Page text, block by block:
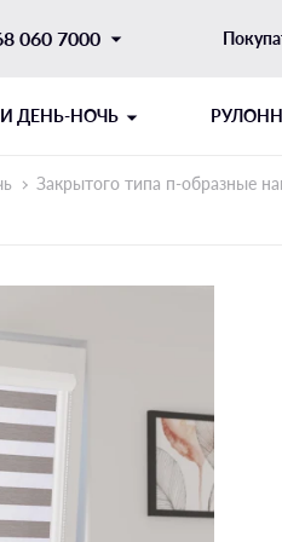
060 7000
ДЕНЬ-НОЧЬ
ТИПА
Закрытого типа п-образные